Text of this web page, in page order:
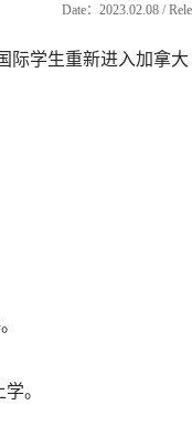
Date：2023.02.08 /
际学生重新进入加拿大
。